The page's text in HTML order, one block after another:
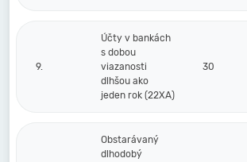
9.
Účty v bankách
s dobou
viazanosti
dlhšou ako
jeden rok (22XA)
30
Obstarávaný
dlhodobý